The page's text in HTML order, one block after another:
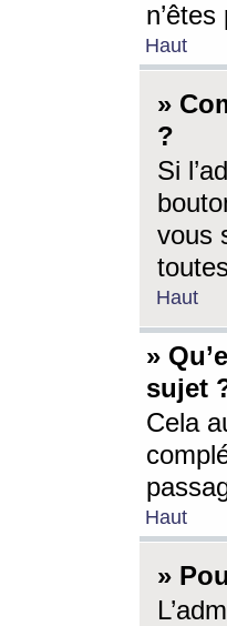
Haut
»
?
Si
vous
Haut
»
sujet
Cela
Haut
»